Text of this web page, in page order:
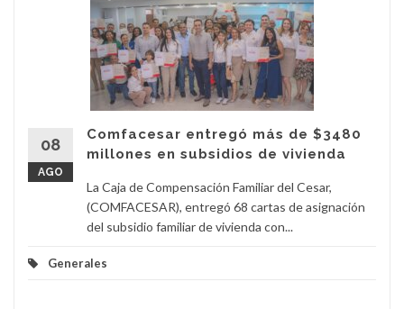
08
AGO
Comfacesar entregó más de $3480
millones en subsidios de vivienda
La Caja de Compensación Familiar del Cesar,
(COMFACESAR), entregó 68 cartas de asignación
del subsidio familiar de vivienda con...
Generales